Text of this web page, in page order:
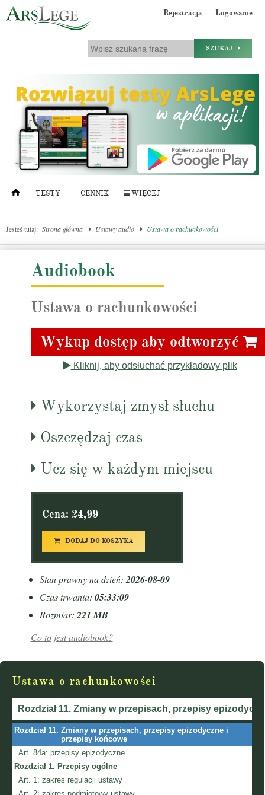
Rejestracja Logowanie
SZUKAJ
TESTY CENNIK WIĘCEJ
Jesteś tutaj: Strona główna Ustawy audio Ustawa o rachunkowości
Audiobook
Ustawa o rachunkowości
Wykup dostęp aby odtworzyć
Kliknij, aby odsłuchać przykładowy plik
Wykorzystaj zmysł słuchu
Oszczędzaj czas
Ucz się w każdym miejscu
Cena: 24,99
DODAJ DO KOSZYKA
Stan prawny na dzień:2026-08-09
Czas trwania: 05:33:09
Rozmiar:221 MB
Co to jest audiobook?
Ustawa o rachunkowości
Rozdział 11. Zmiany w przepisach, przepisy
Rozdział 11. Zmiany w przepisach, przepisy epizodyczne i
przepisy końcowe
Art. 84a: przepisy epizodyczne
Rozdział 1. Przepisy ogólne
Art. 1: zakres regulacji ustawy